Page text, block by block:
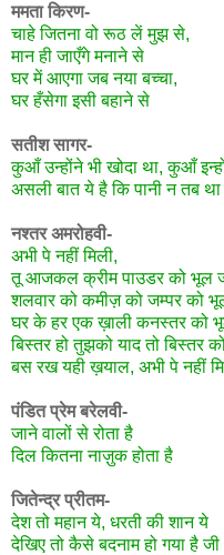
ममता किरण-
चाहे जितना वो रूठ लें मुझ से,
मान ही जाएँगे मनाने से
घर में आएगा जब नया बच्चा,
घर हँसेगा इसी बहाने से
सतीश सागर-
कुआँ उन्होंने भी खोदा था, कुआँ
असली बात ये है कि पानी न तब
नश्तर अमरोहवी-
अभी पे नहीं मिली,
तू आजकल क्रीम पाउडर को भूल
शलवार को कमीज़ को जम्पर को
घर के हर एक ख़ाली कनस्तर को
बिस्तर हो तुझको याद तो बिस्तर
बस रख यही ख़याल, अभी पे नहीं
पंडित प्रेम बरेलवी-
जाने वालों से रोता है
दिल कितना नाज़ुक होता है
जितेन्द्र प्रीतम-
देश तो महान ये, धरती की शान ये
देखिए तो कैसे बदनाम हो गया है जी